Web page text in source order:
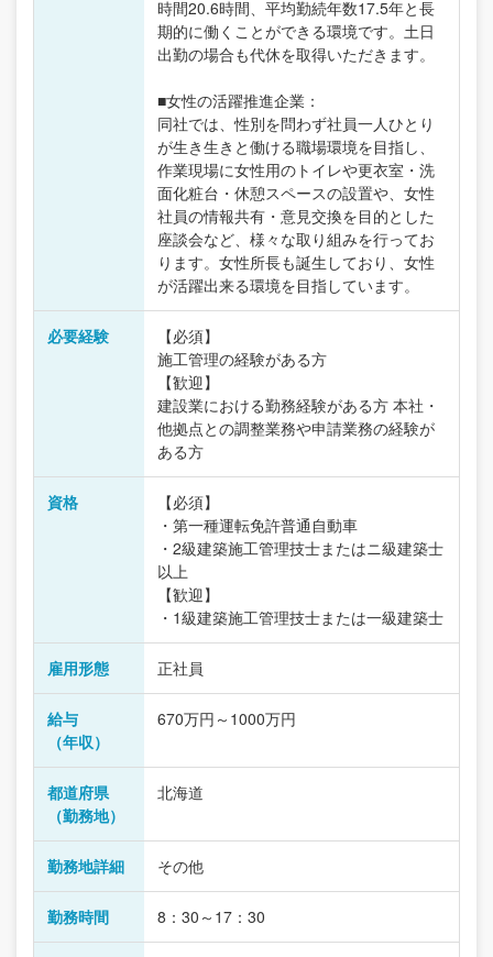
時間20.6時間、平均勤続年数17.5年と長
期的に働くことができる環境です。土日
出勤の場合も代休を取得いただきます。
■女性の活躍推進企業：
同社では、性別を問わず社員一人ひとり
が生き生きと働ける職場環境を目指し、
作業現場に女性用のトイレや更衣室・洗
面化粧台・休憩スペースの設置や、女性
社員の情報共有・意見交換を目的とした
座談会など、様々な取り組みを行ってお
ります。女性所長も誕生しており、女性
が活躍出来る環境を目指しています。
必要経験
【必須】
施工管理の経験がある方
【歓迎】
建設業における勤務経験がある方 本社・
他拠点との調整業務や申請業務の経験が
ある方
資格
【必須】
・第一種運転免許普通自動車
・2級建築施工管理技士またはニ級建築士
以上
【歓迎】
・1級建築施工管理技士または一級建築士
雇用形態 正社員
給与
（年収）
670万円～1000万円
都道府県
（勤務地）
北海道
勤務地詳細 その他
勤務時間 8：30～17：30